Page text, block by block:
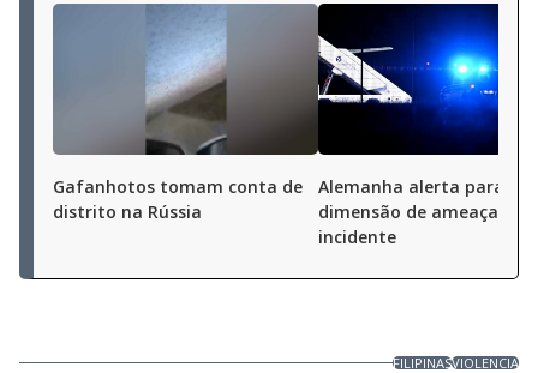
Gafanhotos tomam conta de
distrito na Rússia
Alemanha alerta para
dimensão de ameaça'
incidente
FILIPINASVIOLENCIA